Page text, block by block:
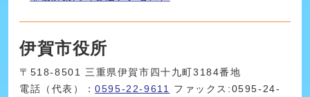
伊賀市役所
〒518-8501 三重県伊賀市四十九町3184番地
電話（代表）：0595-22-9611
ファックス:0595-24-